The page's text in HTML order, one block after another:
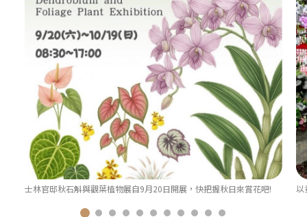
士林官邸秋石斛與觀葉植物展自9月20日開展，快把握秋日來賞花吧! 以